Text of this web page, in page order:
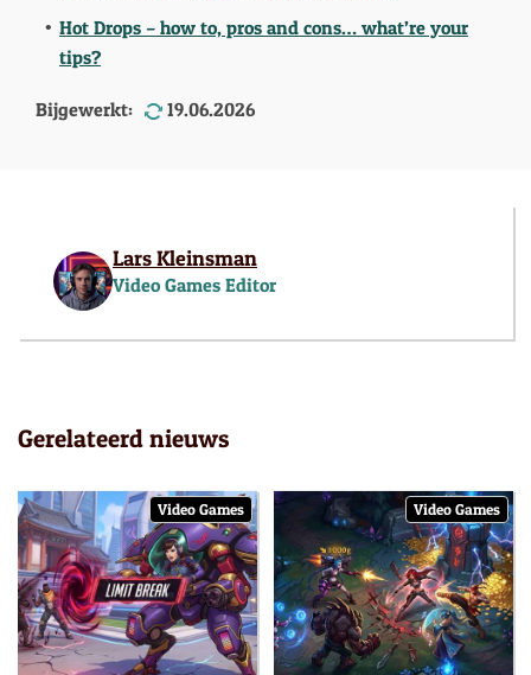
Hot Drops – how to, pros and cons… what’re your
tips?
Bijgewerkt: 19.06.2026
Lars Kleinsman
Video Games Editor
Gerelateerd nieuws
Video Games Video Games